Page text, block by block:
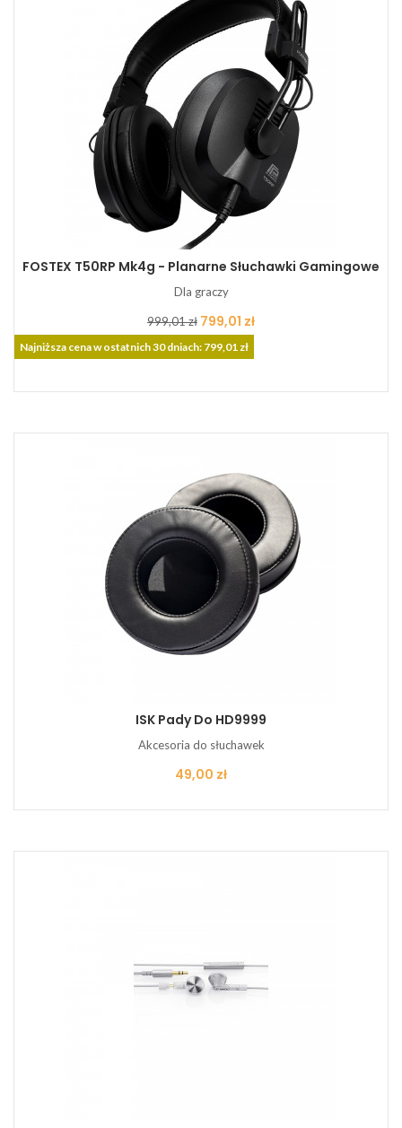
FOSTEX T50RP Mk4g - Planarne Słuchawki Gamingowe
Dla graczy
Cena
podstawowa
999,01 zł Cena
799,01 zł
Najniższa cena w ostatnich 30 dniach: 799,01 zł
ISK Pady Do HD9999
Akcesoria do słuchawek
Cena
49,00 zł